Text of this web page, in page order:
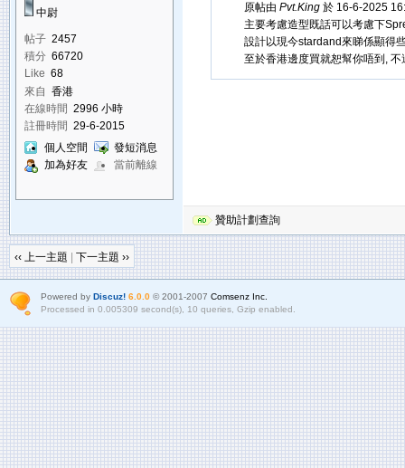
中尉
帖子 2457
積分 66720
Like 68
來自 香港
在線時間 2996 小時
註冊時間 29-6-2015
個人空間
發短消息
加為好友
當前離線
原帖由 Pvt.King於 16-6-2025
主要考慮造型既話可以考慮下
設計以現今stardand來睇係顯得
至於香港邊度買就恕幫你唔到, 不
贊助計劃查詢
‹‹ 上一主題 下一主題 ››
Powered by Discuz! 6.0.0© 2001-2007 Comsenz Inc.
Processed in 0.005309 second(s), 10 queries, Gzip enabled.